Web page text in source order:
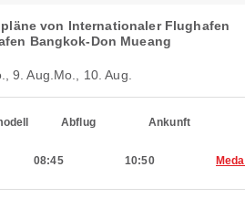
von Internationaler Flughafen
Bangkok-Don Mueang
9. Aug. Mo., 10. Aug.
Abflug Ankunft
08:45 10:50